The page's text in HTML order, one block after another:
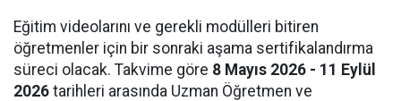
Eğitim videolarını ve gerekli modülleri bitiren
öğretmenler için bir sonraki aşama sertifikalandırma
süreci olacak. Takvime göre 8 Mayıs 2026 - 11 Eylül
2026 tarihleri arasında Uzman Öğretmen ve